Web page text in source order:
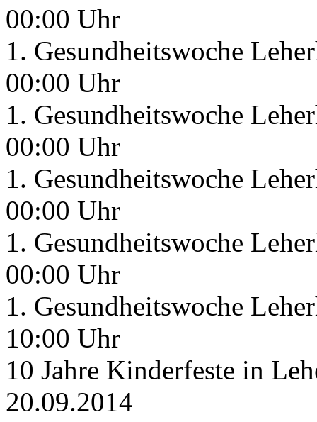
00:00 Uhr
1. Gesundheitswoche
00:00 Uhr
1. Gesundheitswoche
00:00 Uhr
1. Gesundheitswoche
00:00 Uhr
1. Gesundheitswoche
00:00 Uhr
1. Gesundheitswoche
10:00 Uhr
10 Jahre Kinderfeste in
20.09.2014